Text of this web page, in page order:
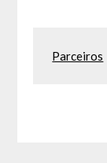
Parceiros